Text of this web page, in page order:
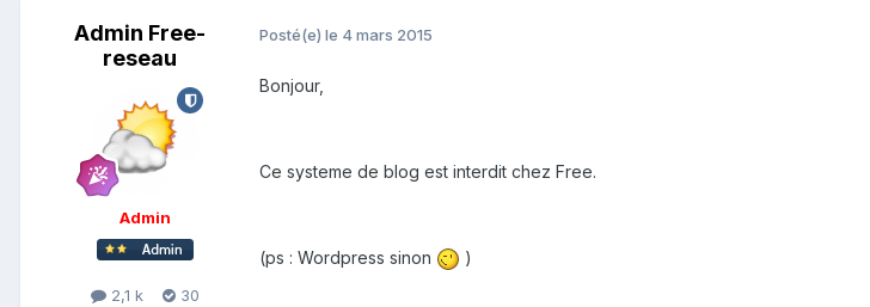
Admin Free-
reseau
Admin
2,1 k
30
Posté(e) le 4 mars 2015
Bonjour,
Ce systeme de blog est interdit chez Free.
(ps : Wordpress sinon )